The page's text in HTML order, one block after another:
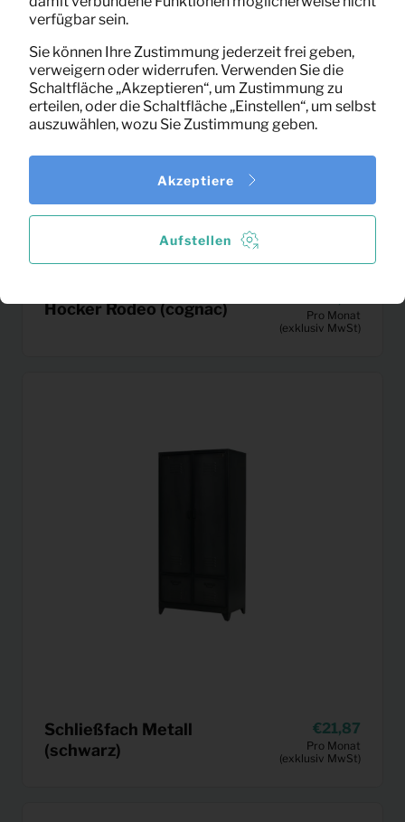
Hocker Rodeo (cognac)
Pro Monat
(exklusiv MwSt)
Schließfach Metall
(schwarz)
21,87
Pro Monat
(exklusiv MwSt)
verfügbar sein.
Sie können Ihre Zustimmung jederzeit frei geben,
verweigern oder widerrufen. Verwenden Sie die
Schaltfläche „Akzeptieren“, um Zustimmung zu
erteilen, oder die Schaltfläche „Einstellen“, um selbst
auszuwählen, wozu Sie Zustimmung geben.
Aufstellen
Akzeptiere